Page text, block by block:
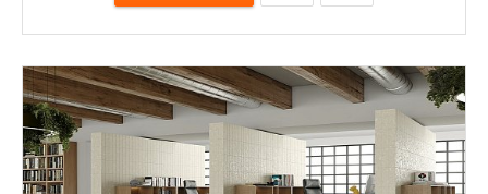
Розміри: 600х1200;
Стилі: Під камінь;
Кольори: